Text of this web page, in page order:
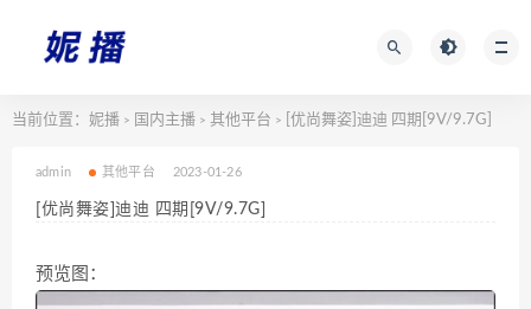
当前位置： 妮播 > 国内主播 > 其他平台 > [优尚舞姿]迪迪 四期[9V/9.7G]
admin 其他平台 2023-01-26
[优尚舞姿]迪迪 四期[9V/9.7G]
预览图：